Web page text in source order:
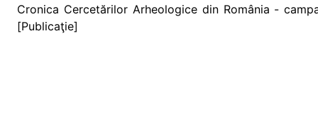
Cronica Cercetărilor Arheologice din România -
[Publicaţie]